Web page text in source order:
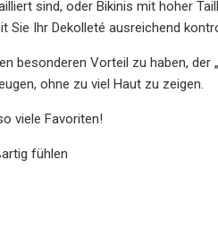
sind, oder Bikinis mit hoher
Ihr Dekolleté ausreichend
besonderen Vorteil zu haben, der
ohne zu viel Haut zu zeigen.
viele Favoriten!
fühlen